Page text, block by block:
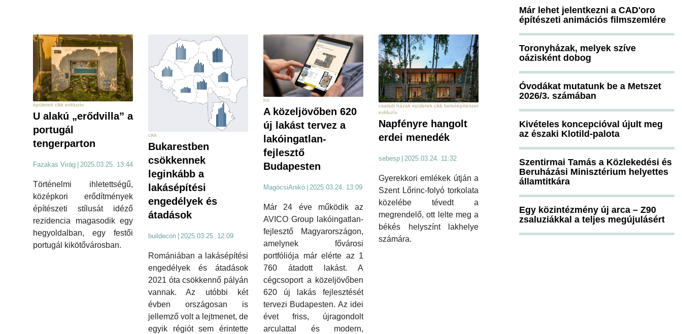
épületek cikk exkluzív
U alakú „erődvilla” a
portugál
tengerparton
Fazakas Virág | 2025.03.25. 13:44
Történelmi ihletettségű,
középkori erődítmények
építészeti stílusát idéző
rezidencia magasodik egy
hegyoldalban, egy festői
portugál kikötővárosban.
cikk
Bukarestben
csökkennek
leginkább a
lakásépítési
engedélyek és
átadások
buildecon 2025.03.25. 12:09
Romániában a lakásépítési
engedélyek és átadások
2021 óta csökkennő pályán
vannak. Az utóbbi két
évben országosan is
jellemző volt a lejtmenet, de
egyik régiót sem érintette
hír
A közeljövőben 620
új lakást tervez a
lakóingatlan-
fejlesztő
Budapesten
MagócsiAnikó 2025.03.24. 13:09
Már 24 éve működik az
AVICO Group lakóingatlan-
fejlesztő Magyarországon,
amelynek fővárosi
portfóliója már elérte az 1
760 átadott lakást. A
cégcsoport a közeljövőben
620 új lakás fejlesztését
tervezi Budapesten. Az idei
évet friss, újragondolt
arculattal és modern,
családi házak épületek cikk belsőépítészet
exkluzív
Napfényre hangolt
erdei menedék
sebesp | 2025.03.24. 11:32
Gyerekkori emlékek útján a
Szent Lőrinc-folyó torkolata
közelébe tévedt a
megrendelő, ott lelte meg a
békés helyszínt lakhelye
számára.
Már lehet jelentkezni a CAD'oro
építészeti animációs filmszemlére
Toronyházak, melyek szíve
oázisként dobog
Óvodákat mutatunk be a Metszet
2026/3. számában
Kivételes koncepcióval újult meg
az északi Klotild-palota
Szentirmai Tamás a Közlekedési és
Beruházási Minisztérium helyettes
államtitkára
Egy közintézmény új arca – Z90
zsaluziákkal a teljes megújulásért